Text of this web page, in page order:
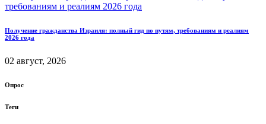
Получение гражданства Израиля: полный гид по путям, требованиям и реалиям
2026 года
02 август, 2026
Опрос
Теги